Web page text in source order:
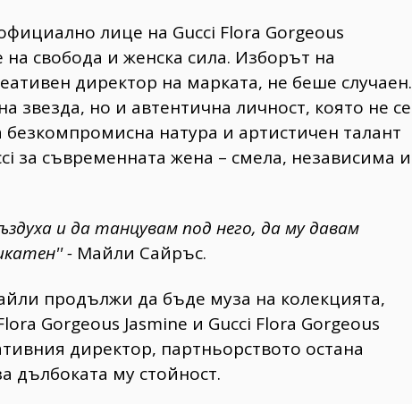
лице на Gucci Flora Gorgeous
свобода и женска сила. Изборът на
директор на марката, не беше случаен.
звезда, но и автентична личност, която не се
безкомпромисна натура и артистичен талант
за съвременната жена – смела, независима и
и да танцувам под него, да му давам
- Майли Сайръс.
продължи да бъде муза на колекцията,
Gorgeous Jasmine и Gucci Flora Gorgeous
директор, партньорството остана
дълбоката му стойност.